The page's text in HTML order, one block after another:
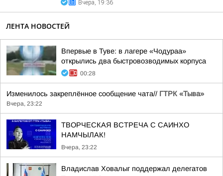
Вчера, 19:36
ЛЕНТА НОВОСТЕЙ
Впервые в Туве: в лагере «Чодураа»
открылись два быстровозводимых корпуса
00:28
Изменилось закреплённое сообщение чата// ГТРК «Тыва»
Вчера, 23:22
ТВОРЧЕСКАЯ ВСТРЕЧА С САИНХО
НАМЧЫЛАК!
Вчера, 23:22
Владислав Ховалыг поддержал делегатов